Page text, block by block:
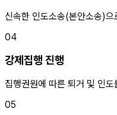
신속한 인도소송(본안소송)
04
강제집행 진행
집행권원에 따른 퇴거 및 인
05